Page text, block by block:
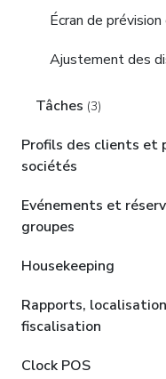
Écran de
Ajustement des
Tâches (3)
Profils des clients et
sociétés
Evénements et
groupes
Housekeeping
Rapports,
fiscalisation
Clock POS